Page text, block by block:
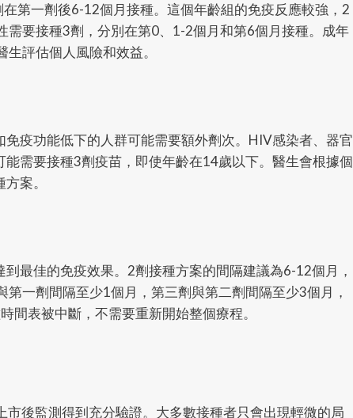
第一劑後6-12個月接種。這個年齡組的免疫反應較強，2
要接種3劑，分別在第0、1-2個月和第6個月接種。成年
評估個人風險和效益。
疫功能低下的人群可能需要額外劑次。HIV感染者、器官
需要接種3劑疫苗，即使年齡在14歲以下。醫生會根據個
案。
最佳的免疫效果。2劑接種方案的間隔建議為6-12個月，
一劑間隔至少1個月，第三劑與第二劑間隔至少3個月，
間表被中斷，不需要重新開始整個療程。
後監測得到充分驗證。大多數接種者只會出現輕微的局